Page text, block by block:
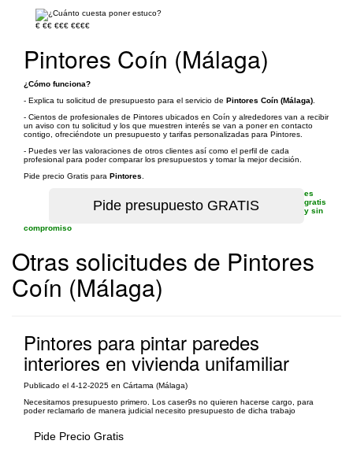
€ €€ €€€ €€€€
Pintores Coín (Málaga)
¿Cómo funciona?
- Explica tu solicitud de presupuesto para el servicio de Pintores Coín (Málaga)
- Cientos de profesionales de Pintores ubicados en Coín y alrededores van a recibir
un aviso con tu solicitud y los que muestren interés se van a poner en contacto
contigo, ofreciéndote un presupuesto y tarifas personalizadas para Pintores.
- Puedes ver las valoraciones de otros clientes así como el perfil de cada
profesional para poder comparar los presupuestos y tomar la mejor decisión.
Pide precio Gratis para Pintores
es
gratis
y sin
compromiso
Otras solicitudes de Pintores
Coín (Málaga)
Pintores para pintar paredes
interiores en vivienda unifamiliar
Publicado el 4-12-2025 en Cártama (Málaga)
Necesitamos presupuesto primero. Los caser9s no quieren hacerse cargo, para
poder reclamarlo de manera judicial necesito presupuesto de dicha trabajo
Pide Precio Gratis